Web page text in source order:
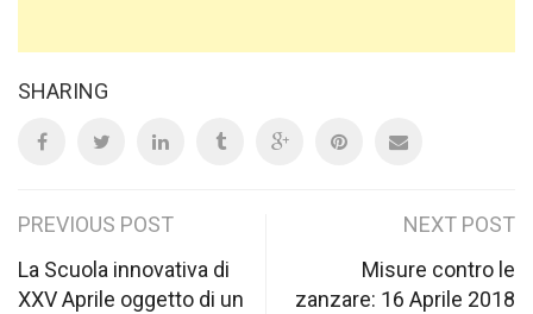
SHARING
Post
navigation
PREVIOUS POST
La Scuola innovativa di
XXV Aprile oggetto di un
NEXT POST
Misure contro le
zanzare: 16 Aprile 2018